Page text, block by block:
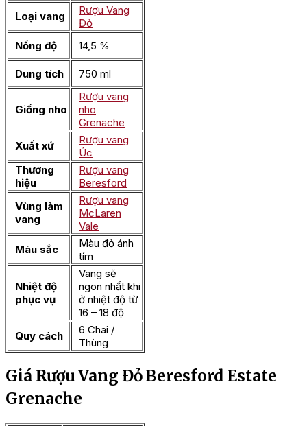
Loại vang
Rượu Vang
Đỏ
Nồng độ
14,5 %
Dung tích 750 ml
Giống nho
Rượu vang
nho
Grenache
Xuất xứ
Rượu vang
Úc
Thương
hiệu
Rượu vang
Beresford
Vùng làm
vang
Rượu vang
McLaren
Vale
Màu sắc
Màu đỏ ánh
tím
Nhiệt độ
phục vụ
Vang sẽ
ngon nhất khi
ở nhiệt độ từ
16 – 18 độ
Quy cách
6 Chai /
Thùng
Giá Rượu Vang Đỏ Beresford Estate
Grenache